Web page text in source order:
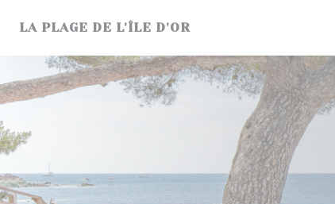
LA PLAGE DE L'ÎLE D'OR